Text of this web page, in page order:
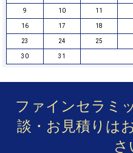
9 10 11
16 17 18
23 24 25
30 31
ファインセラミ
談・お見積りは
さ